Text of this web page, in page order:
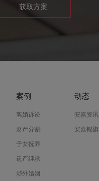
获取方案
案例
离婚诉讼
财产分割
子女抚养
遗产继承
涉外婚姻
动态
安嘉资讯
安嘉锦旗